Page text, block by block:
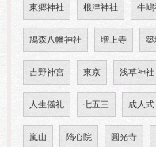
東郷神社 根津神社 牛嶋
鳩森八幡神社 増上寺 築
吉野神宮 東京 浅草神社
人生儀礼 七五三 成人式
嵐山 隋心院 圓光寺